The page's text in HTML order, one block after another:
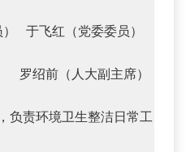
于飞红（党委委员）
绍前（人大副主席）
负责环境卫生整洁日常工